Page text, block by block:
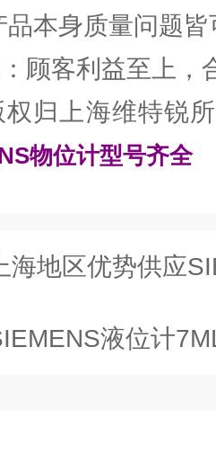
本身质量问题
顾客利益至上，
归上海维特锐
物位计型号齐全
上海地区优势供应
液位计